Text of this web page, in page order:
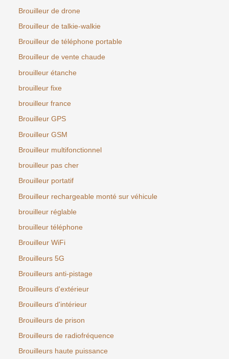
Brouilleur de drone
Brouilleur de talkie-walkie
Brouilleur de téléphone portable
Brouilleur de vente chaude
brouilleur étanche
brouilleur fixe
brouilleur france
Brouilleur GPS
Brouilleur GSM
Brouilleur multifonctionnel
brouilleur pas cher
Brouilleur portatif
Brouilleur rechargeable monté sur véhicule
brouilleur réglable
brouilleur téléphone
Brouilleur WiFi
Brouilleurs 5G
Brouilleurs anti-pistage
Brouilleurs d'extérieur
Brouilleurs d'intérieur
Brouilleurs de prison
Brouilleurs de radiofréquence
Brouilleurs haute puissance